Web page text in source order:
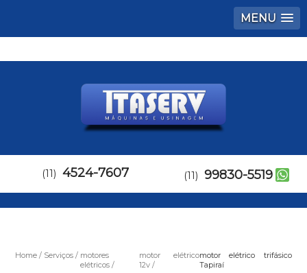
MENU
(11) 4524-7607 (11) 99830-5519
Home Serviços
motores
elétricos
motor elétrico
12v
motor elétrico trifásico
Tapiraí